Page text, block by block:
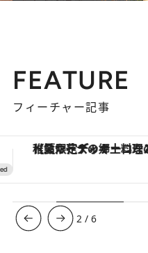
FEATURE
フィーチャー記事
「土佐和ハーブかき氷」がOMO7高知
3 /6